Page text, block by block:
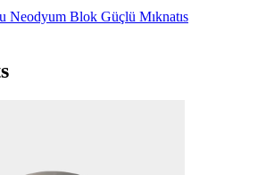
Neodyum Blok Güçlü Mıknatıs